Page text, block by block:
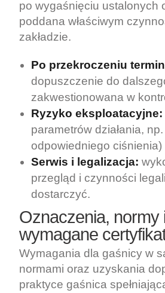
po wygaśnięciu ustalonych
poddana właściwym
zakładzie.
Po przekroczeniu
dopuszczenie do
zakwestionowana w
Ryzyko eksploatacyjne:
parametrów działania,
odpowiedniego
Serwis i legalizacja:
przegląd i czynności
dostarczyć.
Oznaczenia,
wymagane
Wymagania dla gaśnicy w
normami oraz uzyskania
praktyce gaśnica